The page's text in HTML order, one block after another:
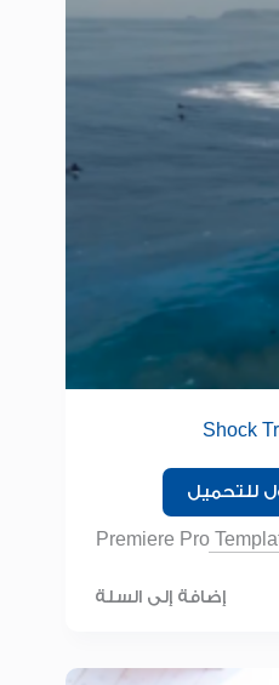
Shock
للتحميل
Premiere Pro
إضافة إلى السلة